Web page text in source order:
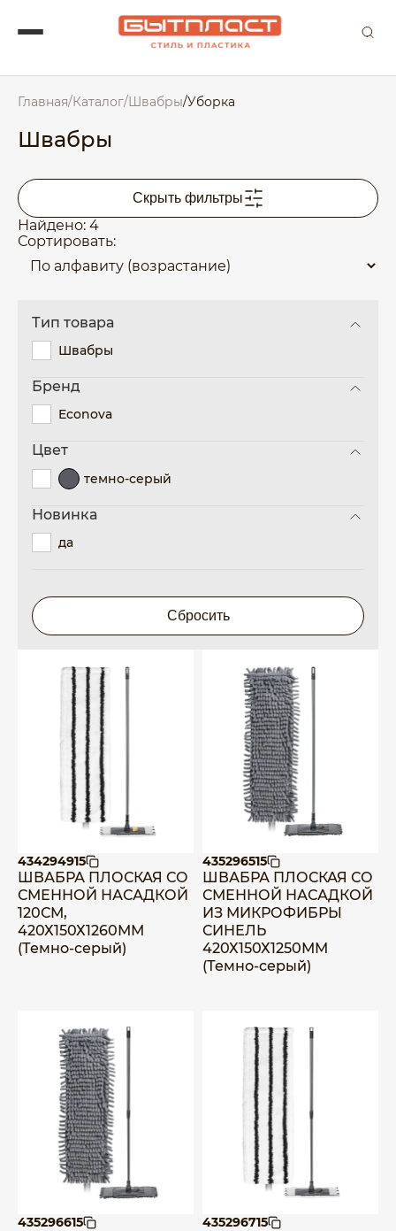
Главная/Каталог/Швабры/Уборка
Швабры
Скрыть фильтры
Найдено: 4
Сортировать:
Тип товара
Швабры
Бренд
Econova
Цвет
темно-серый
Новинка
да
434294915
ШВАБРА ПЛОСКАЯ СО
СМЕННОЙ НАСАДКОЙ
120СМ,
420Х150Х1260ММ
(Темно-серый)
435296515
ШВАБРА ПЛОСКАЯ СО
СМЕННОЙ НАСАДКОЙ
ИЗ МИКРОФИБРЫ
СИНЕЛЬ
420Х150Х1250ММ
(Темно-серый)
435296615 435296715